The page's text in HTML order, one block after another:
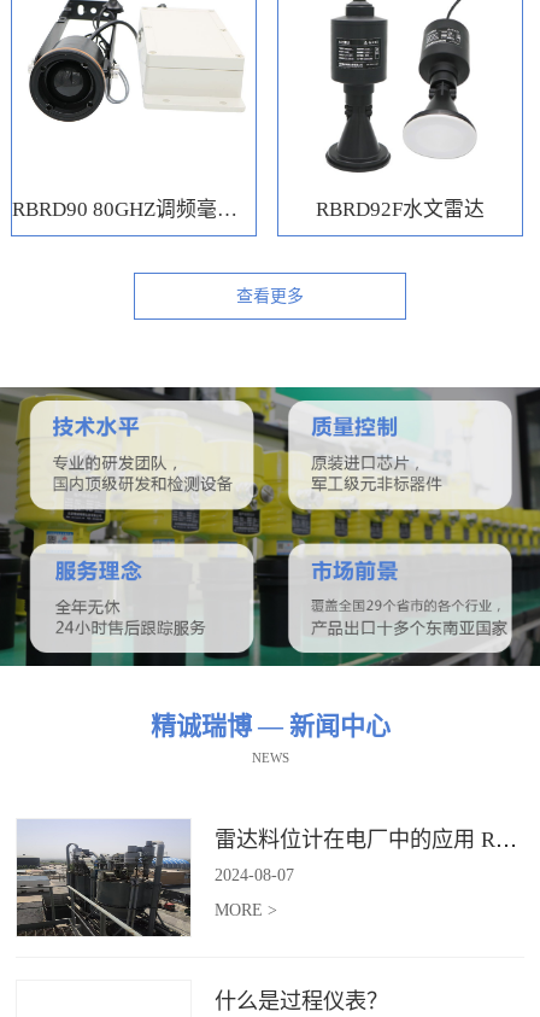
RBRD90 80GHZ调频毫米波水位计 RBRD92F水文雷达
查看更多
精诚瑞博 — 新闻中心
NEWS
雷达料位计在电厂中的应用 RBRDZB-71-6-C
2024-08-07
MORE >
什么是过程仪表？